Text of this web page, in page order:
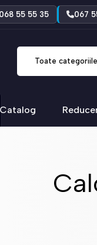
068 55 55 35 067
Toate categoriile
Catalog